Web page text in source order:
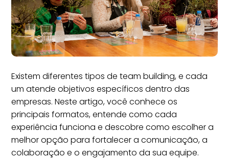
Existem diferentes tipos de team building, e cada
um atende objetivos específicos dentro das
empresas. Neste artigo, você conhece os
principais formatos, entende como cada
experiência funciona e descobre como escolher a
melhor opção para fortalecer a comunicação, a
colaboração e o engajamento da sua equipe.